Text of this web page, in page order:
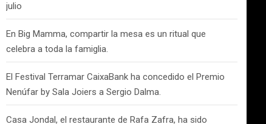
julio
En Big Mamma, compartir la mesa es un ritual que
celebra a toda la famiglia.
El Festival Terramar CaixaBank ha concedido el Premio
Nenúfar by Sala Joiers a Sergio Dalma.
Casa Jondal, el restaurante de Rafa Zafra, ha sido